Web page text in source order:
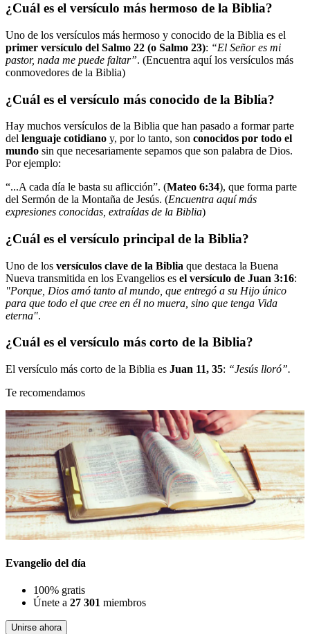
¿Cuál es el versículo más hermoso de la Biblia?
Uno de los versículos más hermoso y conocido de la Biblia es el
primer versículo del Salmo 22 (o Salmo 23): “El Señor es mi
pastor, nada me puede faltar”. (Encuentra aquí los versículos más
conmovedores de la Biblia)
¿Cuál es el versículo más conocido de la Biblia?
Hay muchos versículos de la Biblia que han pasado a formar parte
del lenguaje cotidiano y, por lo tanto, son conocidos por todo el
mundo sin que necesariamente sepamos que son palabra de Dios.
Por ejemplo:
“...A cada día le basta su aflicción”. (Mateo 6:34), que forma parte
del Sermón de la Montaña de Jesús. (Encuentra aquí más
expresiones conocidas, extraídas de la Biblia)
¿Cuál es el versículo principal de la Biblia?
Uno de los versículos clave de la Biblia que destaca la Buena
Nueva transmitida en los Evangelios es el versículo de Juan 3:16:
"Porque, Dios amó tanto al mundo, que entregó a su Hijo único
para que todo el que cree en él no muera, sino que tenga Vida
eterna".
¿Cuál es el versículo más corto de la Biblia?
El versículo más corto de la Biblia es Juan 11, 35: “Jesús lloró”.
Te recomendamos
Evangelio del día
100% gratis
Únete a 27 301 miembros
Unirse ahora